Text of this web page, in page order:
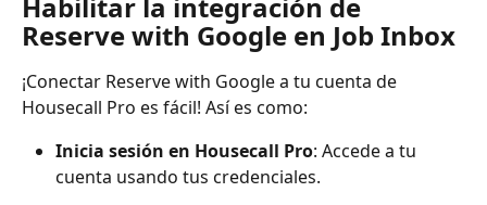
Reserve with Google en Job Inbox
¡Conectar Reserve with Google a tu cuenta de
Housecall Pro es fácil! Así es como:
Inicia sesión en Housecall Pro: Accede a tu
cuenta usando tus credenciales.